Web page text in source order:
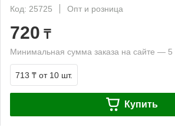
Код: 25725
Опт и розница
720 ₸
Минимальная сумма заказа на сайте — 5
713 ₸ от 10 шт.
Купить